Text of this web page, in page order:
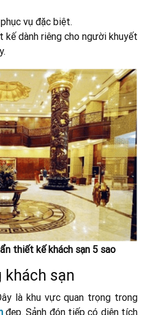
vụ đặc biệt.
dành riêng cho người khuyết
thiết kế khách sạn 5 sao
khách sạn
là khu vực quan trọng trong
đẹp. Sảnh đón tiếp có diện tích